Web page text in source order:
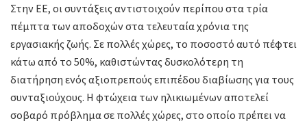
Στην ΕΕ, οι συντάξεις αντιστοιχούν περίπου στα τρία
πέμπτα των αποδοχών στα τελευταία χρόνια της
εργασιακής ζωής. Σε πολλές χώρες, το ποσοστό αυτό πέφτει
κάτω από το 50%, καθιστώντας δυσκολότερη τη
διατήρηση ενός αξιοπρεπούς επιπέδου διαβίωσης για τους
συνταξιούχους. Η φτώχεια των ηλικιωμένων αποτελεί
σοβαρό πρόβλημα σε πολλές χώρες, στο οποίο πρέπει να